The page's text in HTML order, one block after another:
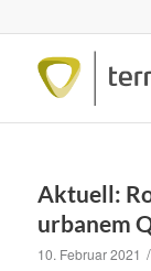
Aktuell:
urbanem
10. Februar 2021 /